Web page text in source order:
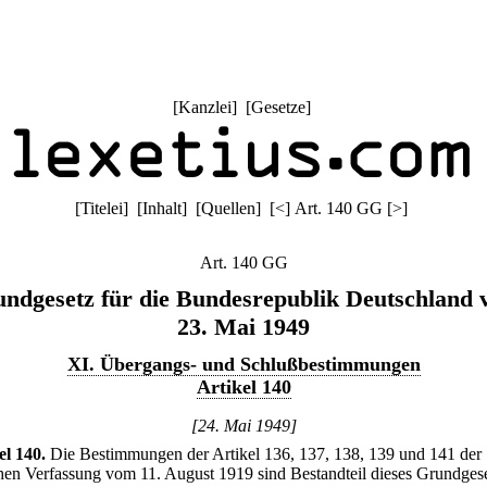
[Kanzlei] [Gesetze]
[Titelei] [Inhalt] [Quellen] [<] Art. 140 GG [>]
Art. 140 GG
für die Bundesrepublik Deutschland
23. Mai 1949
XI. Übergangs- und Schlußbestimmungen
Artikel 140
[24. Mai 1949]
140. Die Bestimmungen der Artikel 136, 137, 138, 139 und 141 der
Verfassung vom 11. August 1919 sind Bestandteil dieses